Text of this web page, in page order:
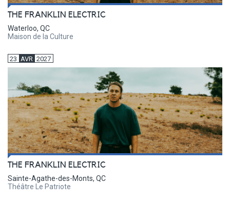
THE FRANKLIN ELECTRIC
Waterloo, QC
Maison de la Culture
23 AVR 2027
THE FRANKLIN ELECTRIC
Sainte-Agathe-des-Monts, QC
Théâtre Le Patriote